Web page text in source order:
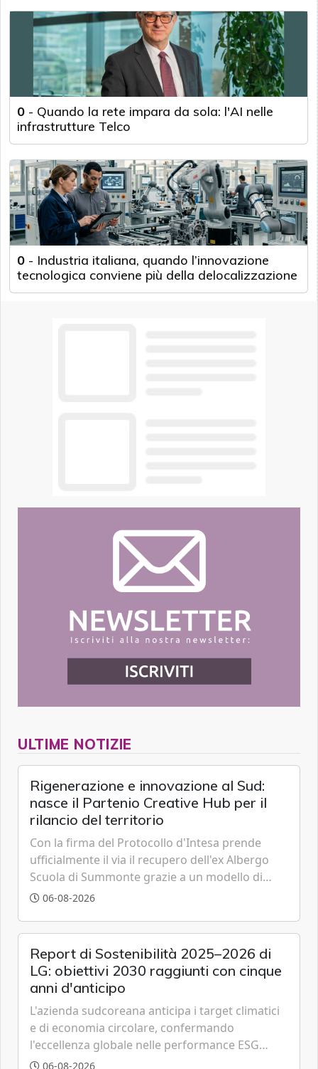
0 - Quando la rete impara da sola: l'AI nelle
infrastrutture Telco
0 - Industria italiana, quando l’innovazione
tecnologica conviene più della delocalizzazione
ULTIME NOTIZIE
Rigenerazione e innovazione al Sud:
nasce il Partenio Creative Hub per il
rilancio del territorio
Con la firma del Protocollo d'Intesa prende
ufficialmente il via il recupero dell'ex Albergo
Scuola di Summonte grazie a un modello di
partenariato pubblico-privato e a una rete di
06-08-2026
Report di Sostenibilità 2025–2026 di
LG: obiettivi 2030 raggiunti con cinque
anni d'anticipo
L'azienda sudcoreana anticipa i target climatici
e di economia circolare, confermando
l'eccellenza globale nelle performance ESG
grazie a innovazione, accessibilità e governance
06-08-2026